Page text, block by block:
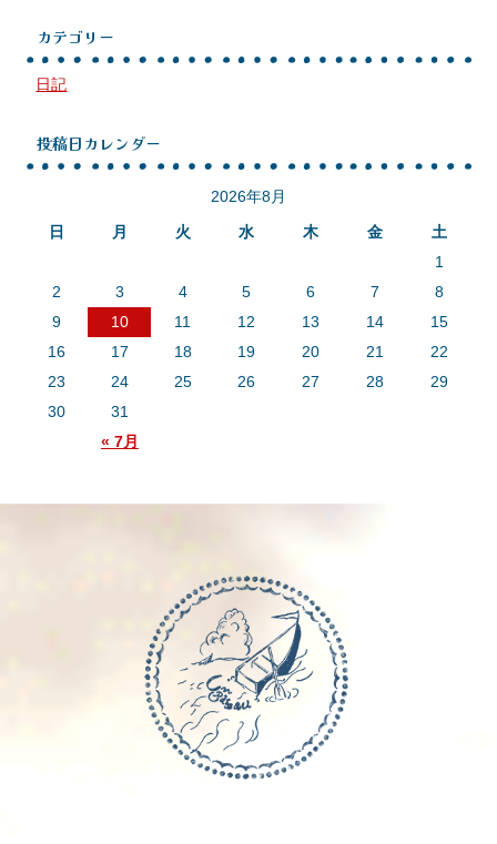
カテゴリー
日記
投稿日カレンダー
2026年8月
日
月 火 水 木 金 土
« 7月
1
2
3 4 5 6 7
8
9
10 11 12 13 14
15
16
17 18 19 20 21
22
23
24 25 26 27 28
29
30
31